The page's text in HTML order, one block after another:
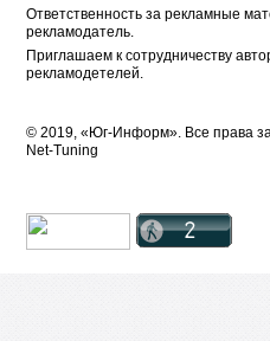
Ответственность за рекламные
рекламодатель.
Приглашаем к сотрудничеству
рекламодетелей.
© 2019, «Юг-Информ». Все права
Net-Tuning